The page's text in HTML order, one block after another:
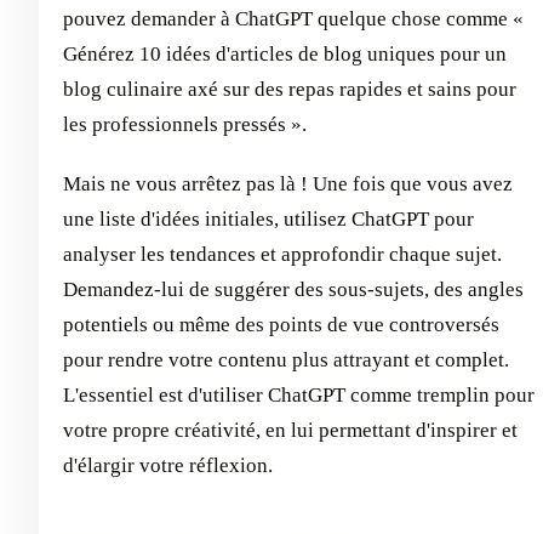
pouvez demander à ChatGPT quelque chose comme «
Générez 10 idées d'articles de blog uniques pour un
blog culinaire axé sur des repas rapides et sains pour
les professionnels pressés ».
Mais ne vous arrêtez pas là ! Une fois que vous avez
une liste d'idées initiales, utilisez ChatGPT pour
analyser les tendances et approfondir chaque sujet.
Demandez-lui de suggérer des sous-sujets, des angles
potentiels ou même des points de vue controversés
pour rendre votre contenu plus attrayant et complet.
L'essentiel est d'utiliser ChatGPT comme tremplin pour
votre propre créativité, en lui permettant d'inspirer et
d'élargir votre réflexion.